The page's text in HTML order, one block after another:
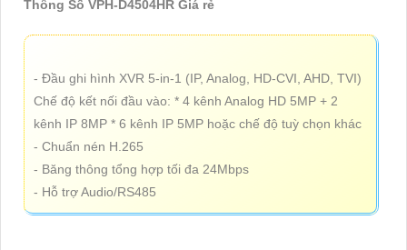
Thông Số VPH-D4504HR Giá rẻ
- Đầu ghi hình XVR 5-in-1 (IP, Analog, HD-CVI, AHD, TVI)
Chế độ kết nối đầu vào: * 4 kênh Analog HD 5MP + 2
kênh IP 8MP * 6 kênh IP 5MP hoặc chế độ tuỳ chọn khác
- Chuẩn nén H.265
- Băng thông tổng hợp tối đa 24Mbps
- Hỗ trợ Audio/RS485